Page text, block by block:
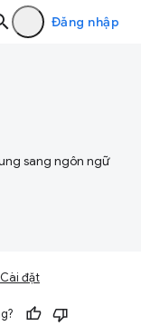
Đăng nhập
sang ngôn ngữ
Cài đặt